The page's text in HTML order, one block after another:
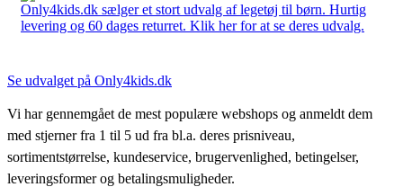
Only4kids.dk sælger et stort udvalg af legetøj til børn. Hurtig
levering og 60 dages returret. Klik her for at se deres udvalg.
Se udvalget på Only4kids.dk
Vi har gennemgået de mest populære webshops og anmeldt dem
med stjerner fra 1 til 5 ud fra bl.a. deres prisniveau,
sortimentstørrelse, kundeservice, brugervenlighed, betingelser,
leveringsformer og betalingsmuligheder.